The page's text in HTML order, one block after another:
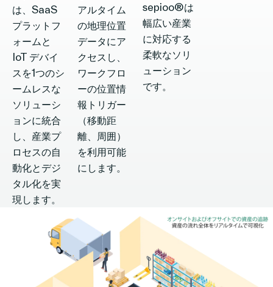
は、SaaS
プラットフ
ォームと
IoT デバイ
スを1つのシ
ームレスな
ソリューシ
ョンに統合
し、産業プ
ロセスの自
動化とデジ
タル化を実
現します。
アルタイム
の地理位置
データにア
クセスし、
ワークフロ
ーの位置情
報トリガー
（移動距
離、周囲）
を利用可能
にします。
sepioo®は
幅広い産業
に対応する
柔軟なソリ
ューション
です。